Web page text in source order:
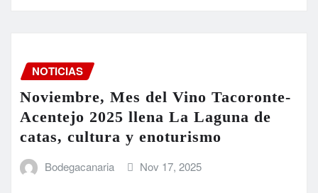
NOTICIAS
Noviembre, Mes del Vino Tacoronte-
Acentejo 2025 llena La Laguna de
catas, cultura y enoturismo
Bodegacanaria Nov 17, 2025